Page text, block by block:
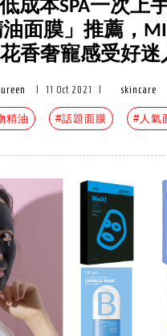
成本SPA一次上
面膜」推薦，
香奢寵感受好迷
11 Oct 2021 skincare
精油 #話題面膜 #人氣